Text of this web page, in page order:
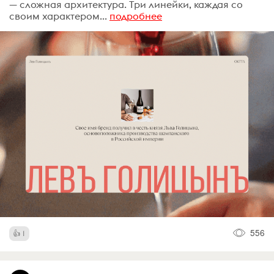
— сложная архитектура. Три линейки, каждая со
своим характером... подробнее
1 556